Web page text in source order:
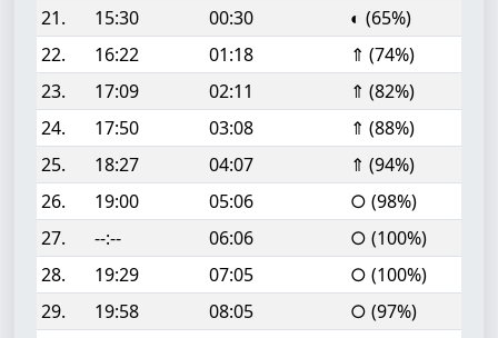
21.
15:30 00:30
◐ (65%)
22.
16:22 01:18
⇑ (74%)
23.
17:09 02:11
⇑ (82%)
24.
17:50 03:08
⇑ (88%)
25.
18:27 04:07
⇑ (94%)
26.
19:00 05:06
○ (98%)
27.
--:-- 06:06
○ (100%)
28.
19:29 07:05
○ (100%)
29.
19:58 08:05
○ (97%)